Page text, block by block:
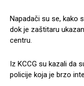
Napadači su se, kako
dok je zaštitaru
centru.
Iz KCCG su kazali da
policije koja je brzo